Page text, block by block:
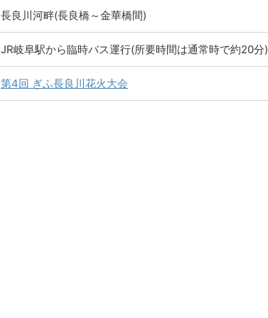
長良川河畔(長良橋～金華橋間)
JR岐阜駅から臨時バス運行(所要時間は通常時で約20分)
第4回 ぎふ長良川花火大会